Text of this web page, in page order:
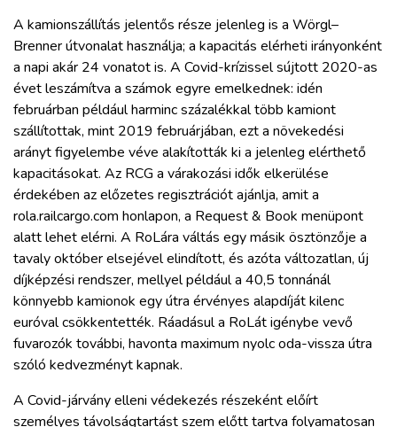
A kamionszállítás jelentős része jelenleg is a Wörgl–
Brenner útvonalat használja; a kapacitás elérheti irányonként
a napi akár 24 vonatot is. A Covid-krízissel sújtott 2020-as
évet leszámítva a számok egyre emelkednek: idén
februárban például harminc százalékkal több kamiont
szállítottak, mint 2019 februárjában, ezt a növekedési
arányt figyelembe véve alakították ki a jelenleg elérthető
kapacitásokat. Az RCG a várakozási idők elkerülése
érdekében az előzetes regisztrációt ajánlja, amit a
rola.railcargo.com honlapon, a Request & Book menüpont
alatt lehet elérni. A RoLára váltás egy másik ösztönzője a
tavaly október elsejével elindított, és azóta változatlan, új
díjképzési rendszer, mellyel például a 40,5 tonnánál
könnyebb kamionok egy útra érvényes alapdíját kilenc
euróval csökkentették. Ráadásul a RoLát igénybe vevő
fuvarozók további, havonta maximum nyolc oda-vissza útra
szóló kedvezményt kapnak.
A Covid-járvány elleni védekezés részeként előírt
személyes távolságtartást szem előtt tartva folyamatosan